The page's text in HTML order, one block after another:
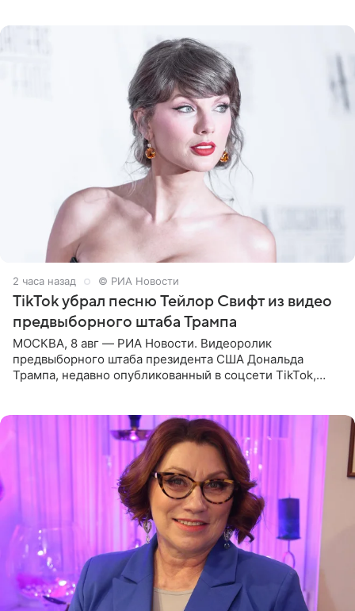
2 часа назад © РИА Новости
TikTok убрал песню Тейлор Свифт из видео
предвыборного штаба Трампа
МОСКВА, 8 авг — РИА Новости. Видеоролик
предвыборного штаба президента США Дональда
Трампа, недавно опубликованный в соцсети TikTok,